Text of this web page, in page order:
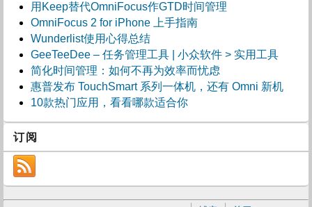
用Keep替代OmniFocus作GTD时间管理
OmniFocus 2 for iPhone 上手指南
Wunderlist使用心得总结
GeeTeeDee – 任务管理工具 | 小众软件 > 实用工具
简化时间管理：如何不再为效率而忧虑
惠普发布 TouchSmart 系列一体机，还有 Omni 新机
10款热门应用，看看哪款适合你
订阅